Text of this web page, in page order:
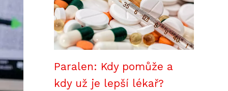
Paralen: Kdy pomůže a
kdy už je lepší lékař?